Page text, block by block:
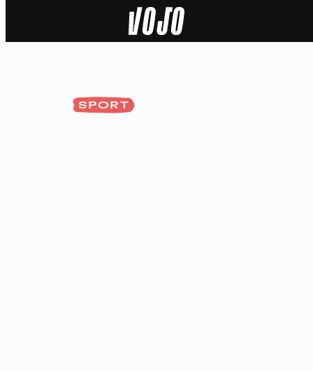
SPORT